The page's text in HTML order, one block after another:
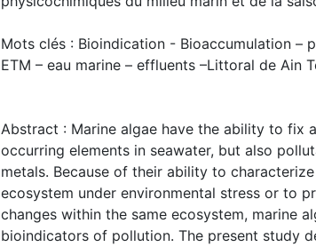
Mots clés : Bioindication - Bioaccumulation –
ETM – eau marine – effluents –Littoral de Ain
Abstract : Marine algae have the ability to fix
occurring elements in seawater, but also
metals. Because of their ability to
ecosystem under environmental stress or to
changes within the same ecosystem, marine
bioindicators of pollution. The present study